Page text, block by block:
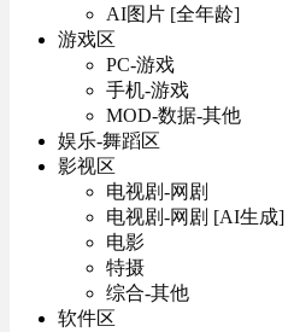
AI图片 [全年龄]
游戏区
PC-游戏
手机-游戏
MOD-数据-其他
娱乐-舞蹈区
影视区
电视剧-网剧
电视剧-网剧 [AI生成]
电影
特摄
综合-其他
软件区